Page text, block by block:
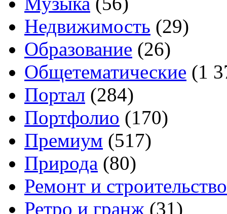
Недвижимость (29)
Образование (26)
Общетематические (1
Портал (284)
Портфолио (170)
Премиум (517)
Природа (80)
Ремонт и строительство
Ретро и гранж (31)